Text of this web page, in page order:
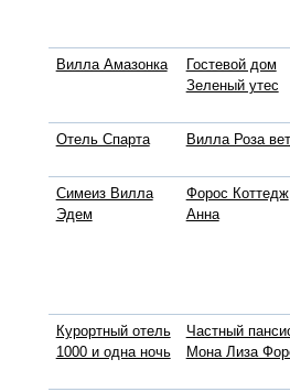
Вилла Амазонка
Гостевой дом
Зеленый утес
Отель Спарта Вилла Роза
Симеиз Вилла
Эдем
Форос Коттедж
Анна
Курортный отель
1000 и одна ночь
Частный
Мона Лиза